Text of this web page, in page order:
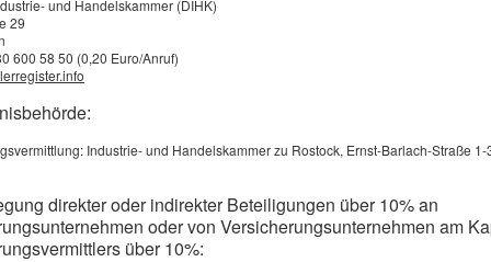
zählt zum Versicherungsumfang in der Regel auch das Abwehren
Vermögensschaden-Haft­pflicht
und Handelskammer (DIHK)
29
600 58 50 (0,20 Euro/Anruf)
Industrie- und Handelskammer zu Rostock, Ernst-Barlach-Straße 1-
direkter oder indirekter Beteiligungen über 10% an
oder von Versicherungsunternehmen am
über 10%: